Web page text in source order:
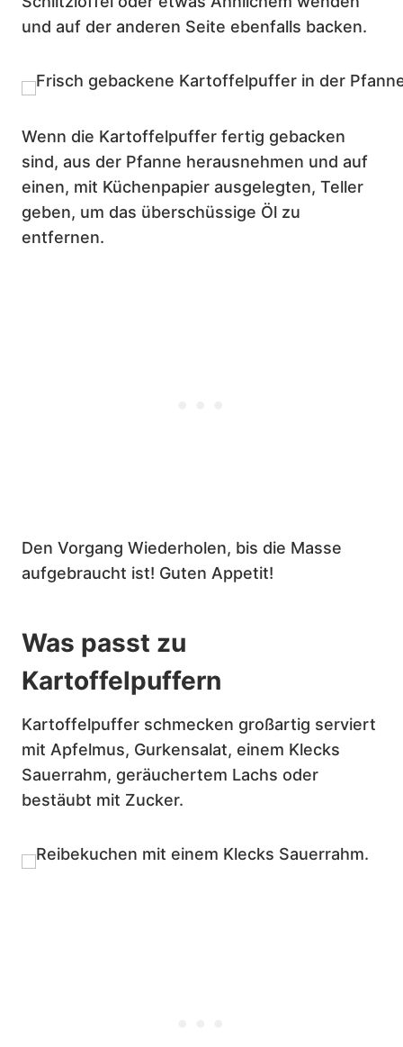
und auf der anderen Seite ebenfalls backen.
Wenn die Kartoffelpuffer fertig gebacken
sind, aus der Pfanne herausnehmen und auf
einen, mit Küchenpapier ausgelegten, Teller
geben, um das überschüssige Öl zu
entfernen.
Den Vorgang Wiederholen, bis die Masse
aufgebraucht ist! Guten Appetit!
Was passt zu
Kartoffelpuffern
Kartoffelpuffer schmecken großartig serviert
mit Apfelmus, Gurkensalat, einem Klecks
Sauerrahm, geräuchertem Lachs oder
bestäubt mit Zucker.